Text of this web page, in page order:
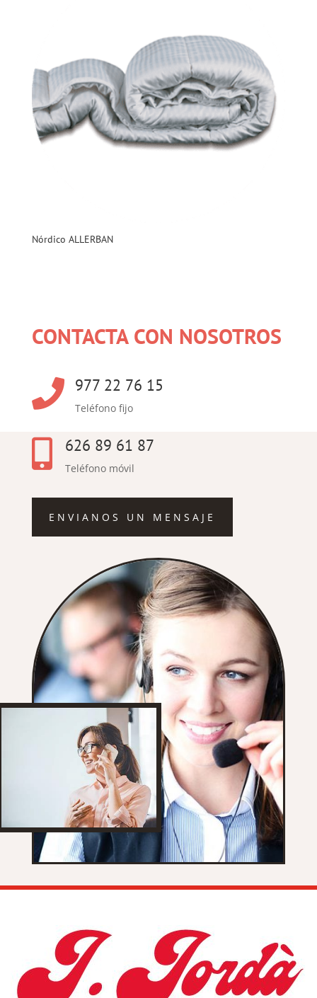
Nórdico ALLERBAN
CONTACTA CON NOSOTROS
 977 22 76 15
Teléfono fijo
 626 89 61 87
Teléfono móvil
ENVIANOS UN MENSAJE